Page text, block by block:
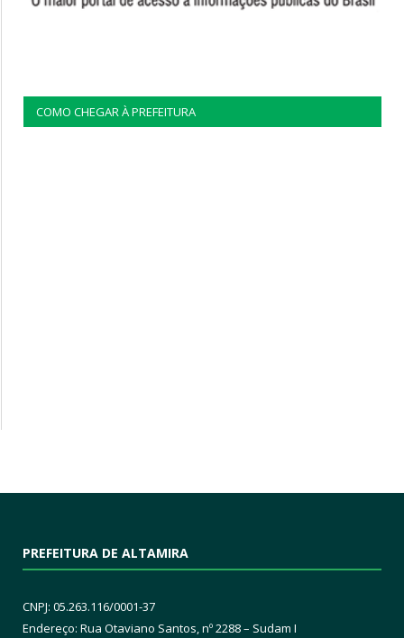
COMO CHEGAR À PREFEITURA
PREFEITURA DE ALTAMIRA
CNPJ: 05.263.116/0001-37
Endereço: Rua Otaviano Santos, nº 2288 – Sudam I